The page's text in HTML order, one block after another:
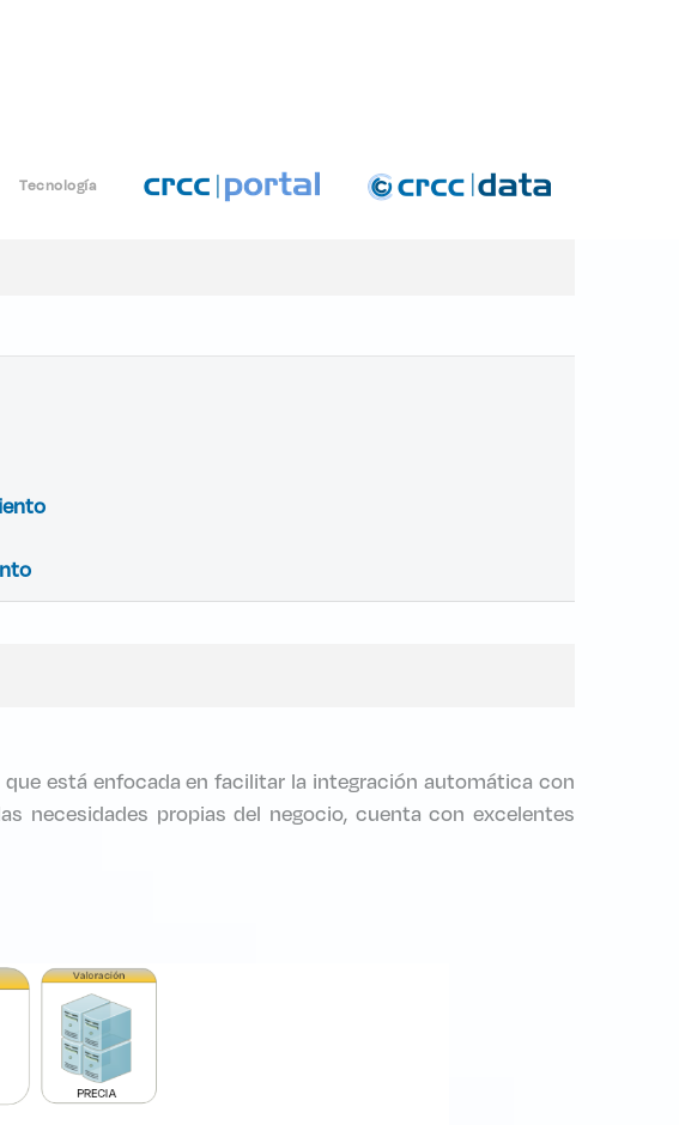
Tecnología
está enfocada en facilitar la integración automática con
necesidades propias del negocio, cuenta con excelentes